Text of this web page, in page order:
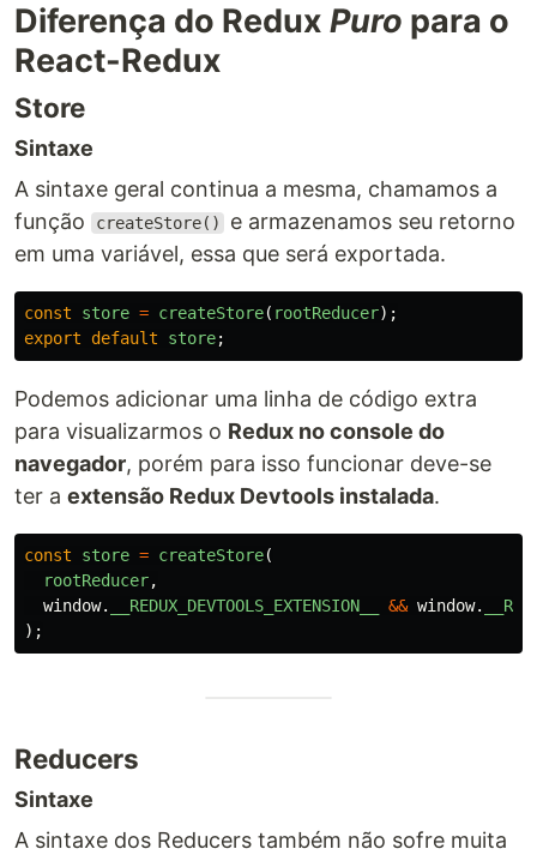
Diferença do Redux Puro para o
React-Redux
Store
Sintaxe
A sintaxe geral continua a mesma, chamamos a
função
createStore()
e armazenamos seu retorno
em uma variável, essa que será exportada.
const store = createStore( rootReducer);
export
default store;
Podemos adicionar uma linha de código extra
para visualizarmos o Redux no console do
navegador, porém para isso funcionar deve-se
ter a extensão Redux Devtools instalada.
const store = createStore(
rootReducer,
window. __REDUX_DEVTOOLS_EXTENSION__ && window.
);
Reducers
Sintaxe
A sintaxe dos Reducers também não sofre muita